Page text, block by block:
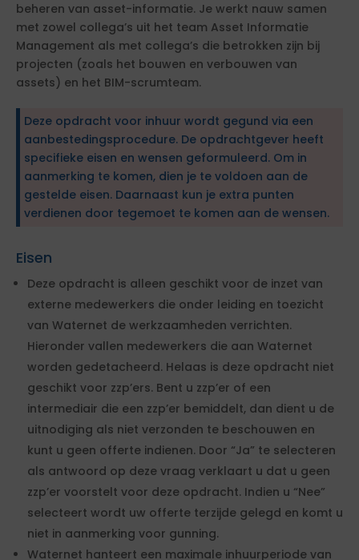
beheren van asset-informatie. Je werkt nauw samen
met zowel collega’s uit het team Asset Informatie
Management als met collega’s die betrokken zijn bij
projecten (zoals het bouwen en verbouwen van
assets) en het BIM-scrumteam.
Deze opdracht voor inhuur wordt gegund via een
aanbestedingsprocedure. De opdrachtgever heeft
specifieke eisen en wensen geformuleerd. Om in
aanmerking te komen, dien je te voldoen aan de
gestelde eisen. Daarnaast kun je extra punten
verdienen door tegemoet te komen aan de wensen.
Eisen
Deze opdracht is alleen geschikt voor de inzet van
externe medewerkers die onder leiding en toezicht
van Waternet de werkzaamheden verrichten.
Hieronder vallen medewerkers die aan Waternet
worden gedetacheerd. Helaas is deze opdracht niet
geschikt voor zzp’ers. Bent u zzp’er of een
intermediair die een zzp’er bemiddelt, dan dient u de
uitnodiging als niet verzonden te beschouwen en
kunt u geen offerte indienen. Door “Ja” te selecteren
als antwoord op deze vraag verklaart u dat u geen
zzp’er voorstelt voor deze opdracht. Indien u “Nee”
selecteert wordt uw offerte terzijde gelegd en komt u
niet in aanmerking voor gunning.
Waternet hanteert een maximale inhuurperiode van